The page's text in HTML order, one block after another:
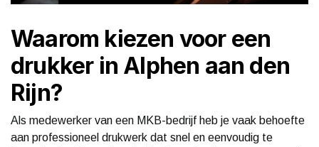
Waarom kiezen voor een
drukker in Alphen aan den
Rijn?
Als medewerker van een MKB-bedrijf heb je vaak behoefte
aan professioneel drukwerk dat snel en eenvoudig te